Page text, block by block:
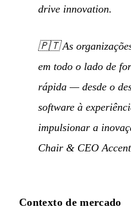
drive innovation.
🇵🇹As
em todo o lado de
rápida — desde o
software à
impulsionar a
Chair & CEO
Contexto de mercado